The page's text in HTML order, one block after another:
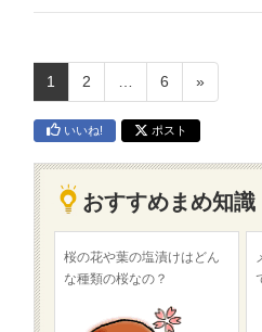
1 2 6 »
いいね! ポスト
おすすめまめ知識
桜の花や葉の塩漬けはどん
な種類の桜なの？